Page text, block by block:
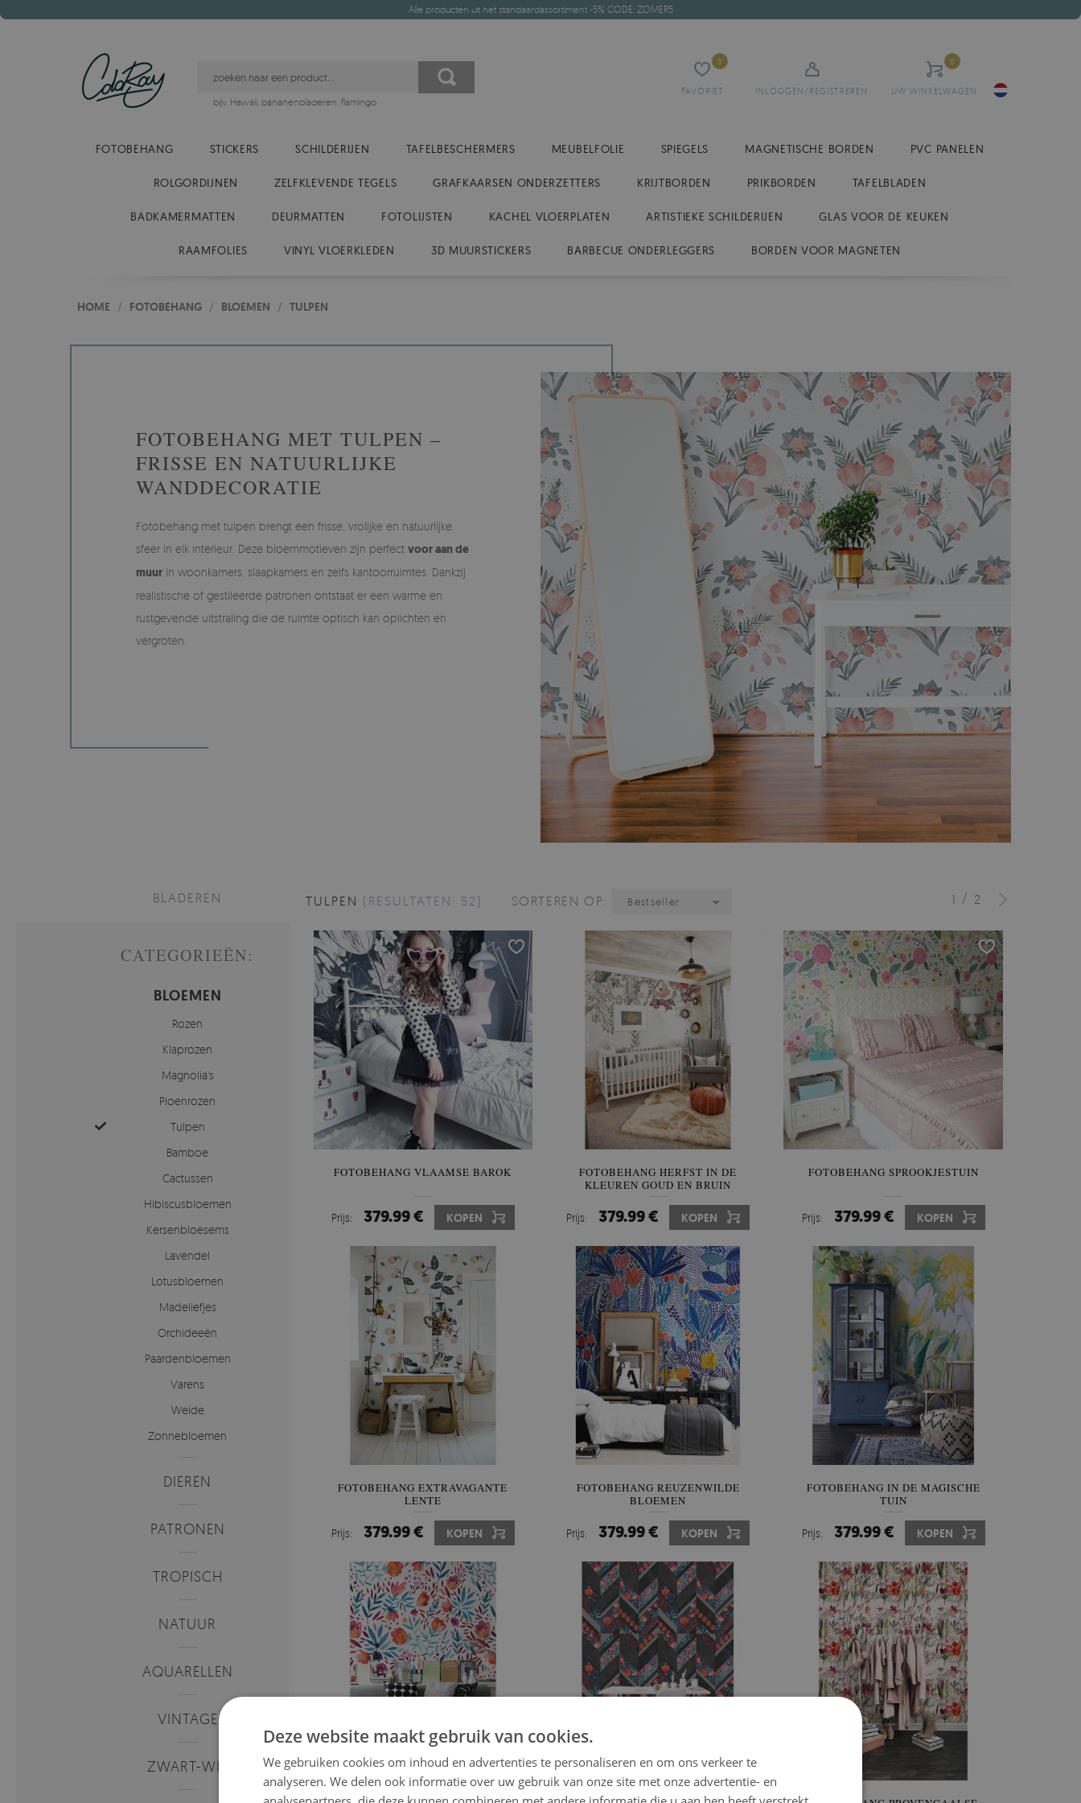
Alle producten uit het standaardassortiment -5% CODE: ZOMER5
FAVORIET
0
INLOGGEN/REGISTREREN UW WINKELWAGEN
0
bijv. Hawaii, bananenbladeren, flamingo
FOTOBEHANG STICKERS SCHILDERIJEN TAFELBESCHERMERS MEUBELFOLIE SPIEGELS MAGNETISCHE BORDEN PVC PANELEN
ROLGORDIJNEN ZELFKLEVENDE TEGELS GRAFKAARSEN ONDERZETTERS KRIJTBORDEN PRIKBORDEN TAFELBLADEN
BADKAMERMATTEN DEURMATTEN FOTOLIJSTEN KACHEL VLOERPLATEN ARTISTIEKE SCHILDERIJEN GLAS VOOR DE KEUKEN
RAAMFOLIES VINYL VLOERKLEDEN 3D MUURSTICKERS BARBECUE ONDERLEGGERS BORDEN VOOR MAGNETEN
HOME / FOTOBEHANG / BLOEMEN / TULPEN
FOTOBEHANG MET TULPEN –
FRISSE EN NATUURLIJKE
WANDDECORATIE
Fotobehang met tulpen brengt een frisse, vrolijke en natuurlijke
sfeer in elk interieur. Deze bloemmotieven zijn perfect voor aan de
muur in woonkamers, slaapkamers en zelfs kantoorruimtes. Dankzij
realistische of gestileerde patronen ontstaat er een warme en
rustgevende uitstraling die de ruimte optisch kan oplichten en
vergroten.
BLADEREN
CATEGORIEËN:
BLOEMEN
Rozen
Klaprozen
Magnolia's
Pioenrozen
Tulpen
Bamboe
Cactussen
Hibiscusbloemen
Kersenbloesems
Lavendel
Lotusbloemen
Madeliefjes
Orchideeën
Paardenbloemen
Varens
Weide
Zonnebloemen
DIEREN
PATRONEN
TROPISCH
NATUUR
AQUARELLEN
VINTAGE
ZWART-WIT
1 / 2
TULPEN [RESULTATEN: 52] SORTEREN OP: Bestseller
FOTOBEHANG VLAAMSE BAROK
Prijs: 379.99 € KOPEN
FOTOBEHANG HERFST IN DE
KLEUREN GOUD EN BRUIN
Prijs: 379.99 € KOPEN
FOTOBEHANG SPROOKJESTUIN
Prijs: 379.99 € KOPEN
FOTOBEHANG EXTRAVAGANTE
LENTE
Prijs: 379.99 € KOPEN
FOTOBEHANG REUZENWILDE
BLOEMEN
Prijs: 379.99 € KOPEN
FOTOBEHANG IN DE MAGISCHE
TUIN
Prijs: 379.99 € KOPEN
Deze website maakt gebruik van cookies.
We gebruiken cookies om inhoud en advertenties te personaliseren en om ons verkeer te
analyseren. We delen ook informatie over uw gebruik van onze site met onze advertentie- en